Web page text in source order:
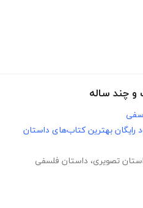
و چند ساله
رایگان بهترین کتاب‌های داستان
تصویری، داستان فلسفی